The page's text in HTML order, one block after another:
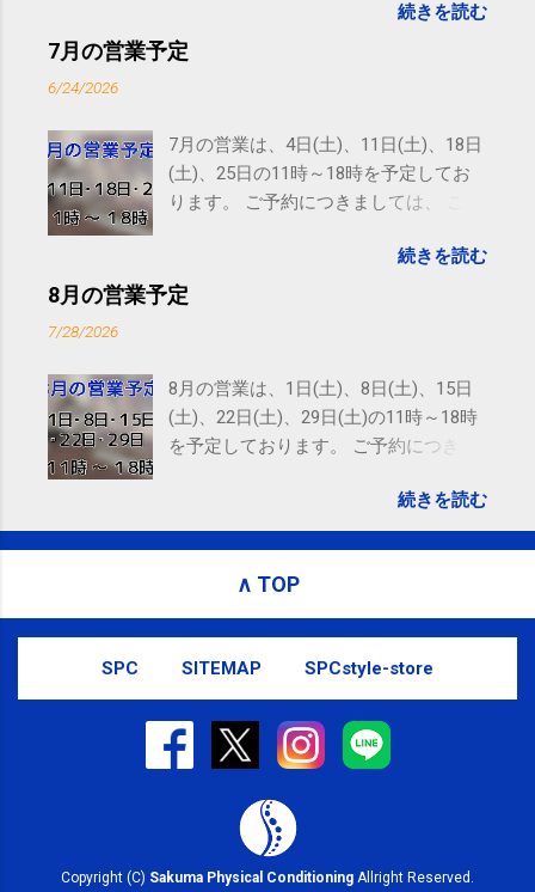
subscribed to email updates from サクマフィジカルコ
ンディショニング(@SPCstyle) - Twilog To stop
Email delivery powered by Google Google Inc., 1600
Amphitheatre Parkway, Mountain View, CA 94043,
United States
続きを読む
7月の営業予定
6/24/2026
7月の営業は、4日(土)、11日(土)、18日
(土)、25日の11時～18時を予定してお
ります。 ご予約につきましては、 こち
れないことがありますので、ご予約、
お問い合わせはSMS（ショートメッセ
続きを読む
8月の営業予定
7/28/2026
8月の営業は、1日(土)、8日(土)、15日
(土)、22日(土)、29日(土)の11時～18時
を予定しております。 ご予約につきま
す。 電話に出られないことがあります
ので、ご予約、お問い合わせは
をおすすめしております。
続きを読む
∧ TOP
SPC SITEMAP SPCstyle-store
Copyright (C) Sakuma Physical Conditioning Allright Reserved.